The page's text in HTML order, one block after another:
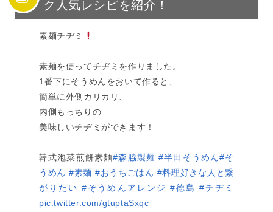
4
そうめんの残りのアレンジ・リメイクレシピ【おやつ】
そうめんの残りのアレンジ・リメイクレシピ【その他】
ク人気レシピを紹介！
素麺チヂミ
素麺を使ってチヂミを作りました。
1番下にそうめんをおいて作ると、
簡単に外側カリカリ、
内側もっちりの
美味しいチヂミができます！
韓式泡菜煎餅素麵#森脇製麺 #半田そうめん#そ
うめん #素麺 #おうちごはん #料理好きな人と繋
がりたい #そうめんアレンジ #徳島 #チヂミ
pic.twitter.com/gtuptaSxqc